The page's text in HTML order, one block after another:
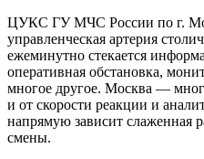
ЦУКС ГУ МЧС России по г.
управленческая артерия
ежеминутно стекается
оперативная обстановка,
многое другое. Москва —
и от скорости реакции и
напрямую зависит слаженная
смены.